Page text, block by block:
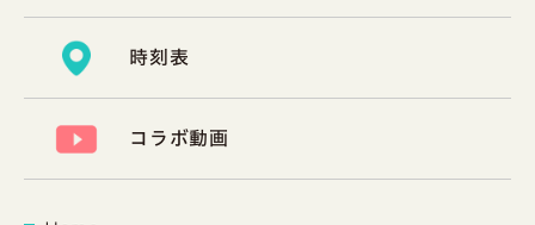
時刻表
コラボ動画